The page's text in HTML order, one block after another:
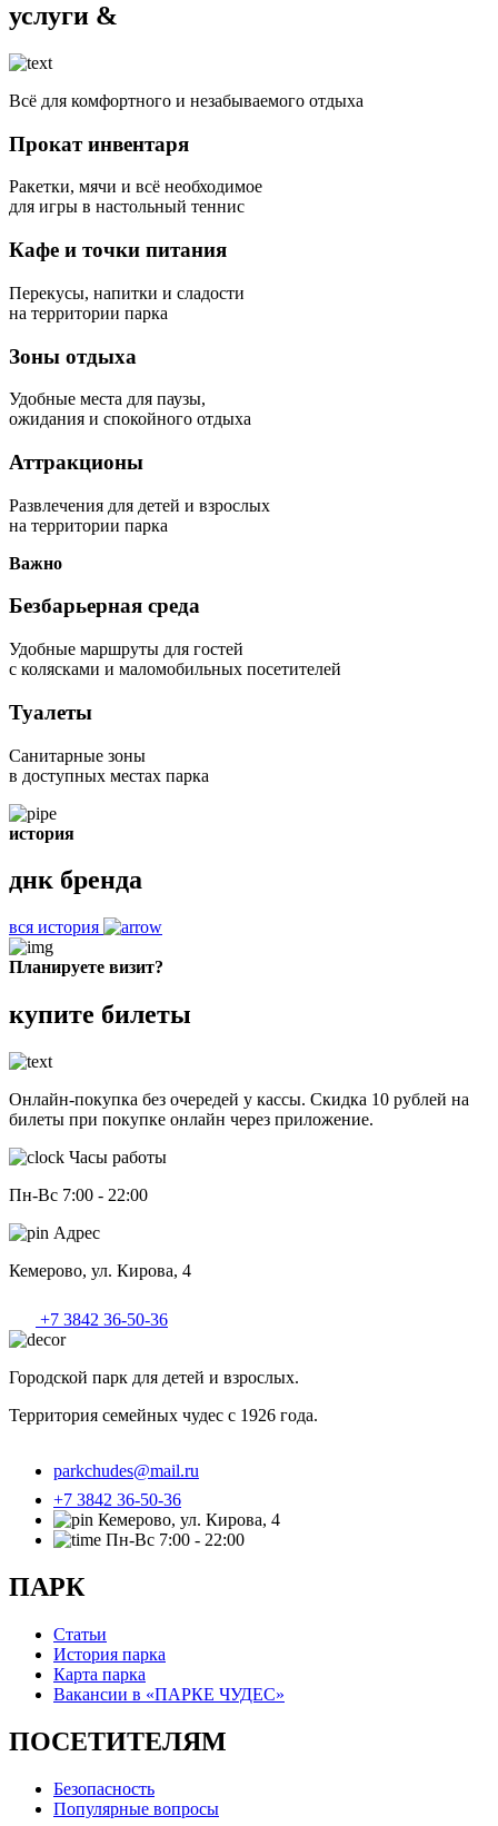
услуги &
Всё для комфортного и незабываемого отдыха
Прокат инвентаря
Ракетки, мячи и всё необходимое
для игры в настольный теннис
Кафе и точки питания
Перекусы, напитки и сладости
на территории парка
Зоны отдыха
Удобные места для паузы,
ожидания и спокойного отдыха
Аттракционы
Развлечения для детей и взрослых
на территории парка
Важно
Безбарьерная среда
Удобные маршруты для гостей
с колясками и маломобильных посетителей
Туалеты
Санитарные зоны
в доступных местах парка
история
днк бренда
вся история
Планируете визит?
купите билеты
Онлайн-покупка без очередей у кассы. Скидка 10 рублей на
билеты при покупке онлайн через приложение.
Часы работы
Пн-Вс 7:00 - 22:00
Адрес
Кемерово, ул. Кирова, 4
+7 3842 36-50-36
Городской парк для детей и взрослых.
Территория семейных чудес с 1926 года.
parkchudes@mail.ru
+7 3842 36-50-36
Кемерово, ул. Кирова, 4
Пн-Вс 7:00 - 22:00
ПАРК
Статьи
История парка
Карта парка
Вакансии в «ПАРКЕ ЧУДЕС»
ПОСЕТИТЕЛЯМ
Безопасность
Популярные вопросы